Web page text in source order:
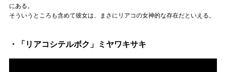
にある。
そういうところも含めて彼女は、まさにリアコの女神的な存在だといえる。
・「リアコシテルボク」ミヤワキサキ